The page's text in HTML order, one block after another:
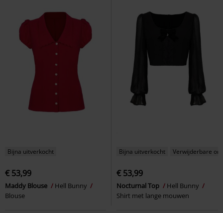
Bijna uitverkocht
€ 53,99
Maddy Blouse
Hell Bunny
Blouse
Bijna uitverkocht Verwijderbare
€ 53,99
Nocturnal Top
Hell Bunny
Shirt met lange mouwen